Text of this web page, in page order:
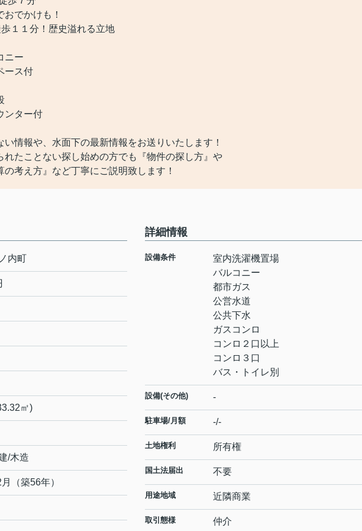
でかけも！
１１分！歴史溢れる立地
ニー
ース付
ンター付
情報や、水面下の最新情報をお送りいたします！
れたことない探し始めの方でも『物件の探し方』や
の考え方』など丁寧にご説明致します！
内町
㎡)
/木造
（築56年）
詳細情報
設備条件
室内洗濯機置場
バルコニー
都市ガス
公営水道
公共下水
ガスコンロ
コンロ２口以上
コンロ３口
バス・トイレ別
設備(その他) -
駐車場/月額 -/-
土地権利 所有権
国土法届出 不要
用途地域 近隣商業
取引態様 仲介